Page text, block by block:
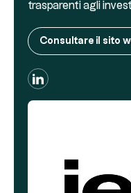
trasparenti agli
Consultare il sito